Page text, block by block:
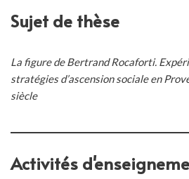
Sujet de thèse
La figure de Bertrand Rocaforti.
stratégies d’ascension sociale en
siècle
Activités